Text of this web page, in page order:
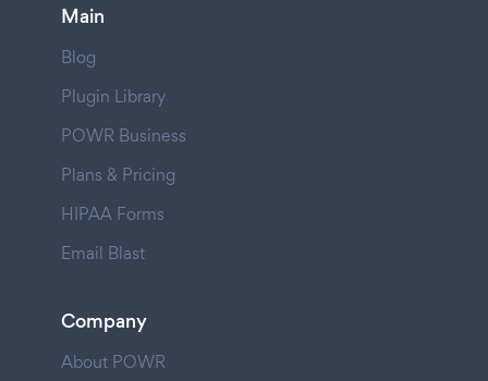
Main
Blog
Plugin Library
POWR Business
Plans & Pricing
HIPAA Forms
Email Blast
Company
About POWR